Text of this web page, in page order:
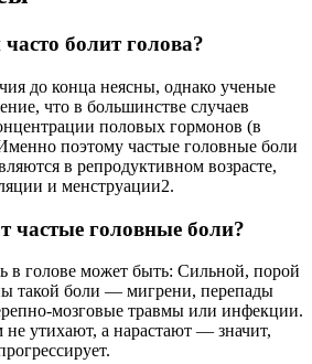
болит голова?
до конца неясны, однако ученые
что в большинстве случаев
половых гормонов (в
поэтому частые головные боли
в репродуктивном возрасте,
и менструации2.
частые головные боли?
в голове может быть: Сильной, порой
такой боли — мигрени, перепады
мозговые травмы или инфекции.
утихают, а нарастают — значит,